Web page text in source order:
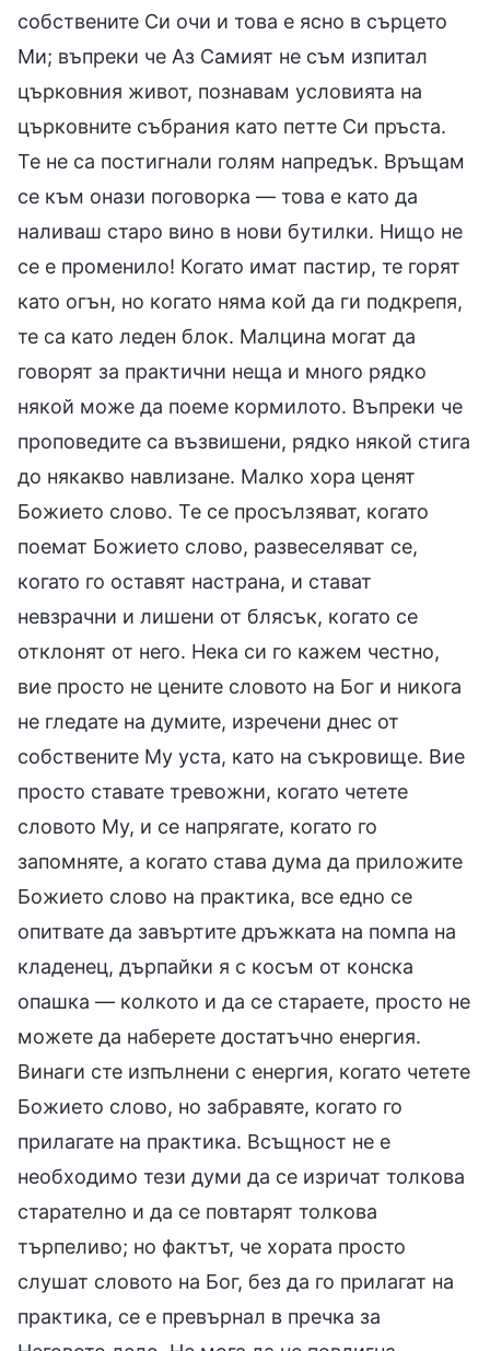
собствените Си очи и това е ясно в сърцето
Ми; въпреки че Аз Самият не съм изпитал
църковния живот, познавам условията на
църковните събрания като петте Си пръста.
Те не са постигнали голям напредък. Връщам
се към онази поговорка — това е като да
наливаш старо вино в нови бутилки. Нищо не
се е променило! Когато имат пастир, те горят
като огън, но когато няма кой да ги подкрепя,
те са като леден блок. Малцина могат да
говорят за практични неща и много рядко
някой може да поеме кормилото. Въпреки че
проповедите са възвишени, рядко някой стига
до някакво навлизане. Малко хора ценят
Божието слово. Те се просълзяват, когато
поемат Божието слово, развеселяват се,
когато го оставят настрана, и стават
невзрачни и лишени от блясък, когато се
отклонят от него. Нека си го кажем честно,
вие просто не цените словото на Бог и никога
не гледате на думите, изречени днес от
собствените Му уста, като на съкровище. Вие
просто ставате тревожни, когато четете
словото Му, и се напрягате, когато го
запомняте, а когато става дума да приложите
Божието слово на практика, все едно се
опитвате да завъртите дръжката на помпа на
кладенец, дърпайки я с косъм от конска
опашка — колкото и да се стараете, просто не
можете да наберете достатъчно енергия.
Винаги сте изпълнени с енергия, когато четете
Божието слово, но забравяте, когато го
прилагате на практика. Всъщност не е
необходимо тези думи да се изричат толкова
старателно и да се повтарят толкова
търпеливо; но фактът, че хората просто
слушат словото на Бог, без да го прилагат на
практика, се е превърнал в пречка за